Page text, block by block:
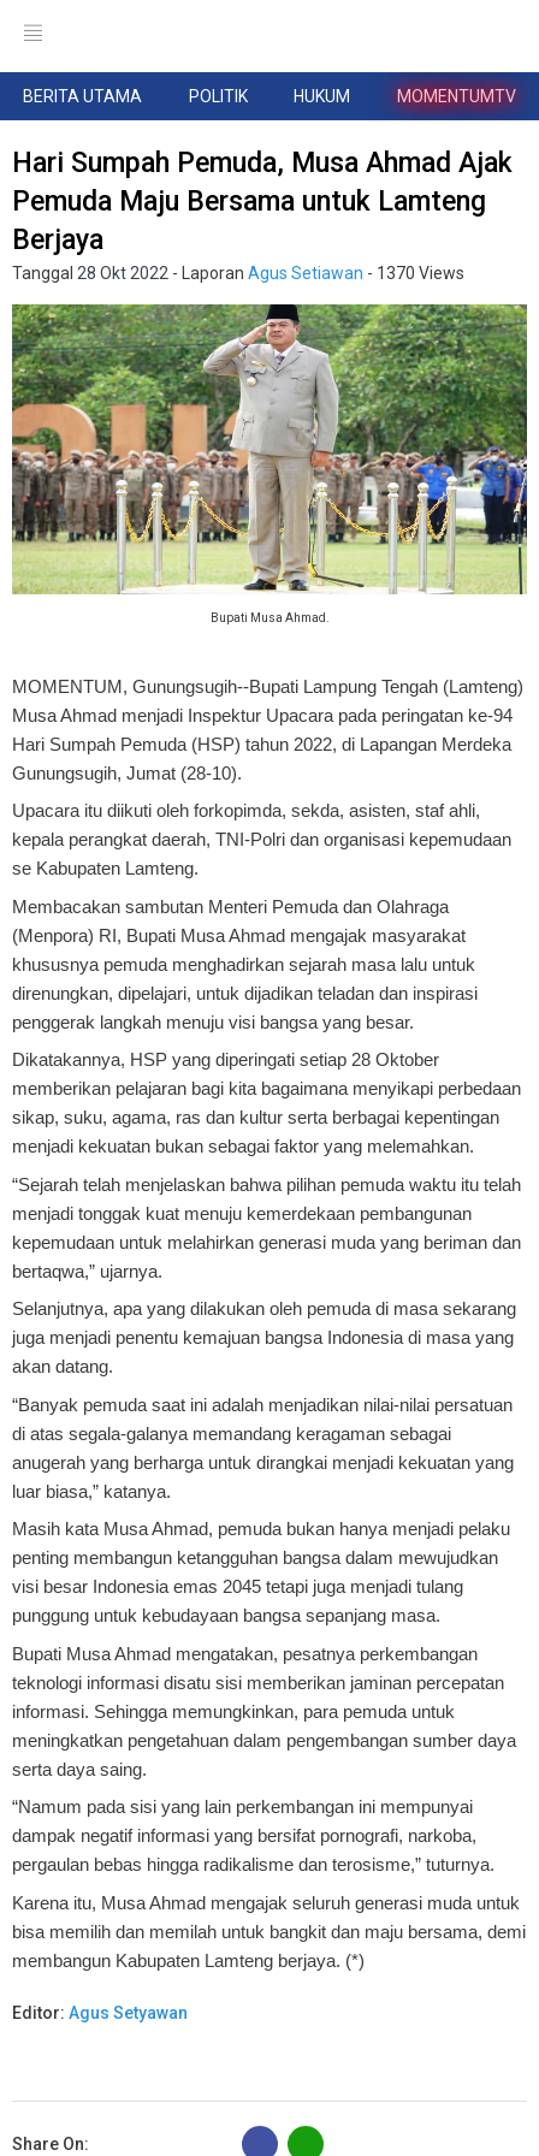
BERITA UTAMA POLITIK HUKUM MOMENTUMTV
Hari Sumpah Pemuda, Musa Ahmad Ajak
Pemuda Maju Bersama untuk Lamteng
Berjaya
Tanggal 28 Okt 2022 - Laporan Agus Setiawan - 1370 Views
Bupati Musa Ahmad.
MOMENTUM, Gunungsugih--Bupati Lampung Tengah (Lamteng)
Musa Ahmad menjadi Inspektur Upacara pada peringatan ke-94
Hari Sumpah Pemuda (HSP) tahun 2022, di Lapangan Merdeka
Gunungsugih, Jumat (28-10).
Upacara itu diikuti oleh forkopimda, sekda, asisten, staf ahli,
kepala perangkat daerah, TNI-Polri dan organisasi kepemudaan
se Kabupaten Lamteng.
Membacakan sambutan Menteri Pemuda dan Olahraga
(Menpora) RI, Bupati Musa Ahmad mengajak masyarakat
khususnya pemuda menghadirkan sejarah masa lalu untuk
direnungkan, dipelajari, untuk dijadikan teladan dan inspirasi
penggerak langkah menuju visi bangsa yang besar.
Dikatakannya, HSP yang diperingati setiap 28 Oktober
memberikan pelajaran bagi kita bagaimana menyikapi perbedaan
sikap, suku, agama, ras dan kultur serta berbagai kepentingan
menjadi kekuatan bukan sebagai faktor yang melemahkan.
“Sejarah telah menjelaskan bahwa pilihan pemuda waktu itu telah
menjadi tonggak kuat menuju kemerdekaan pembangunan
kepemudaan untuk melahirkan generasi muda yang beriman dan
bertaqwa,” ujarnya.
Selanjutnya, apa yang dilakukan oleh pemuda di masa sekarang
juga menjadi penentu kemajuan bangsa Indonesia di masa yang
akan datang.
“Banyak pemuda saat ini adalah menjadikan nilai-nilai persatuan
di atas segala-galanya memandang keragaman sebagai
anugerah yang berharga untuk dirangkai menjadi kekuatan yang
luar biasa,” katanya.
Masih kata Musa Ahmad, pemuda bukan hanya menjadi pelaku
penting membangun ketangguhan bangsa dalam mewujudkan
visi besar Indonesia emas 2045 tetapi juga menjadi tulang
punggung untuk kebudayaan bangsa sepanjang masa.
Bupati Musa Ahmad mengatakan, pesatnya perkembangan
teknologi informasi disatu sisi memberikan jaminan percepatan
informasi. Sehingga memungkinkan, para pemuda untuk
meningkatkan pengetahuan dalam pengembangan sumber daya
serta daya saing.
“Namum pada sisi yang lain perkembangan ini mempunyai
dampak negatif informasi yang bersifat pornografi, narkoba,
pergaulan bebas hingga radikalisme dan terosisme,” tuturnya.
Karena itu, Musa Ahmad mengajak seluruh generasi muda untuk
bisa memilih dan memilah untuk bangkit dan maju bersama, demi
membangun Kabupaten Lamteng berjaya. (*)
Editor: Agus Setyawan
Share On:
B